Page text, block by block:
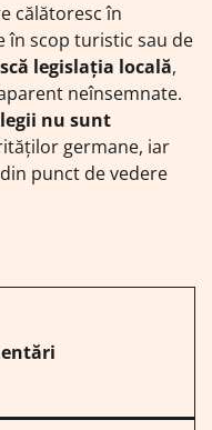
călătoresc în
în scop turistic sau de
legislația locală,
neînsemnate.
nu sunt
germane, iar
punct de vedere